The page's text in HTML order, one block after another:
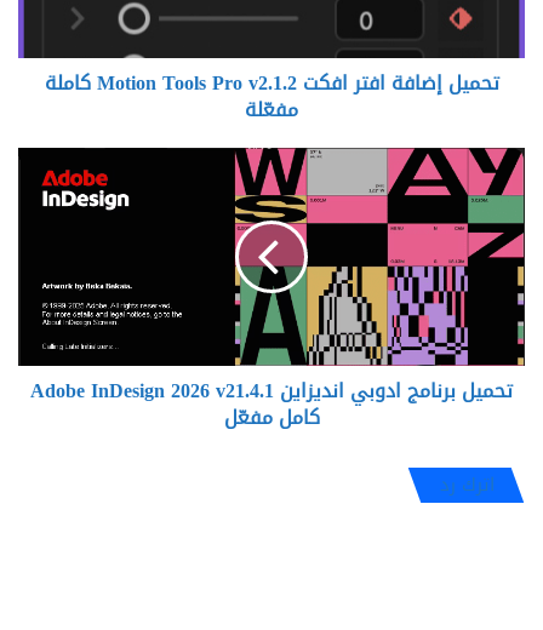
كاملة
مفعّلة
تحميل إضافة افتر افكت Motion Tools Pro v2.1.2 كاملة
مفعّلة
تحميل
برنامج
ادوبي
انديزاين
Adobe
InDesign
2026
v21.4.1
كامل
مفعّل
تحميل برنامج ادوبي انديزاين Adobe InDesign 2026 v21.4.1
كامل مفعّل
اترك رد